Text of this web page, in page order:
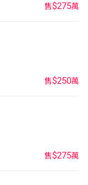
售$275萬
售$250萬
售$275萬